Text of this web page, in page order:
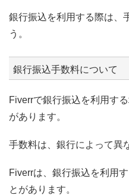
銀行振込を利用する際は、
う。
銀行振込手数料について
Fiverrで銀行振込を利用す
があります。
手数料は、銀行によって異
Fiverrは、銀行振込を利用
とがあります。